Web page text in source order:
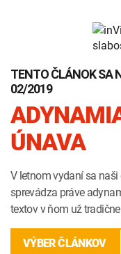
TENTO ČLÁNOK SA
02/2019
ÚNAVA
V letnom vydaní sa
sprevádza práve
textov v ňom už
VÝBER ČLÁNKOV